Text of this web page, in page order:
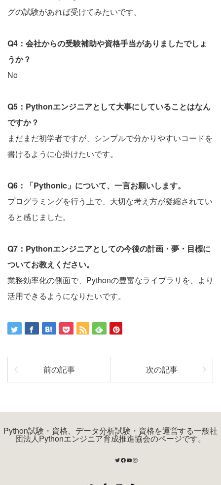
グの試験があれば受けてみたいです。
Q4：会社からの受験補助や資格手当がありましたでしょ
うか？
No
Q5：Pythonエンジニアとして大事にしていることはなん
ですか？
まだまだ初学者ですが、シンプルで分かりやすいコードを
書けるように心掛けたいです。
Q6：「Pythonic」について、一言お願いします。
プログラミングを行う上で、大切な考え方が凝縮されてい
ると感じました。
Q7：Pythonエンジニアとしての今後の計画・夢・目標に
ついてお教えください。
業務効率化の側面で、Pythonの豊富なライブラリを、より
活用できるようになりたいです。
前の記事 次の記事
Python試験・資格、データ分析試験・資格を運営する一般社
団法人Pythonエンジニア育成推進協会のページです。
Twitter
Facebook
YouTube
Instagram
RSS